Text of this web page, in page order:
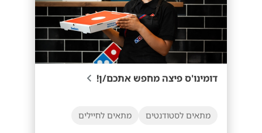
דומינו'ס פיצה מחפש אתכם/ן!
מתאים לסטודנטים מתאים לחיילים